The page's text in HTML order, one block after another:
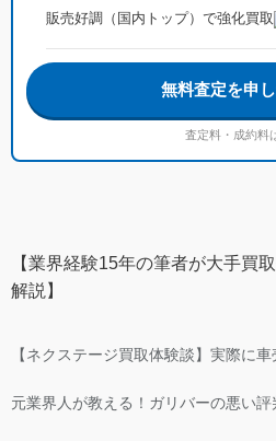
販売好調（国内トップ）で強化買取
無料査定を申
査定料・成約料
【業界経験15年の筆者が大手買
解説】
【ネクステージ買取体験談】実際に
元業界人が教える！ガリバーの悪い